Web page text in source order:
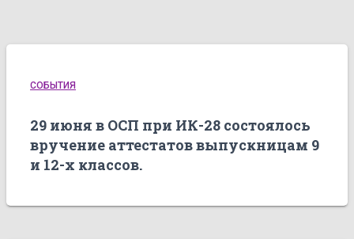
СОБЫТИЯ
29 июня в ОСП при ИК-28 состоялось
вручение аттестатов выпускницам 9
и 12-х классов.